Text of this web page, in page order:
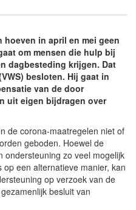
hoeven in april en mei geen
om mensen die hulp bij
dagbesteding krijgen. Dat
besloten. Hij gaat in
van de door
uit eigen bijdragen over
de corona-maatregelen niet of
geboden. Hoewel de
ondersteuning zo veel mogelijk
een alternatieve manier, kan
op verzoek van de
besluit van